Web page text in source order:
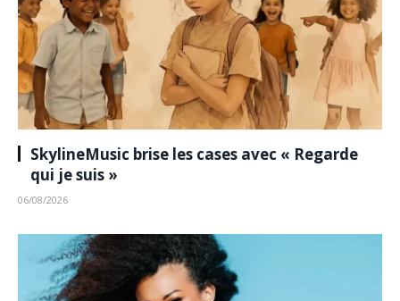
SkylineMusic brise les cases avec « Regarde
qui je suis »
06/08/2026